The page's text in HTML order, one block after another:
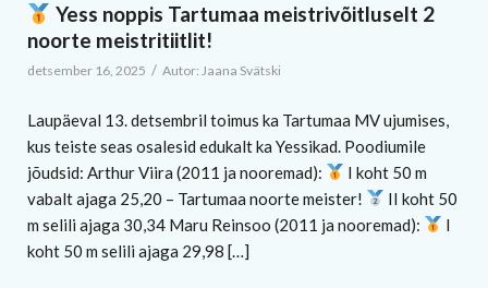
Yess noppis Tartumaa meistrivõitluselt 2
noorte meistritiitlit!
detsember 16, 2025 / Autor: Jaana Svätski
Laupäeval 13. detsembril toimus ka Tartumaa MV ujumises,
kus teiste seas osalesid edukalt ka Yessikad. Poodiumile
jõudsid: Arthur Viira (2011 ja nooremad):
I koht 50 m
vabalt ajaga 25,20 – Tartumaa noorte meister!
II koht 50
m selili ajaga 30,34 Maru Reinsoo (2011 ja nooremad):
I
koht 50 m selili ajaga 29,98 […]